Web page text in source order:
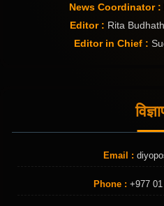
News Coordinator :
Editor : Rita
Editor in Chief :
Email :
Phone : +977